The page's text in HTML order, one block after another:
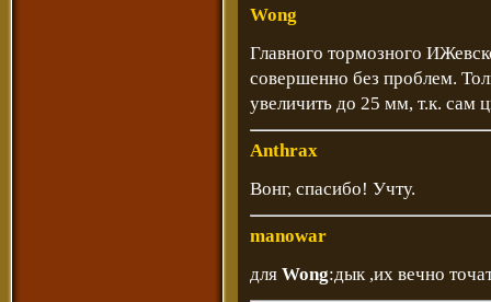
Wong
Главного тормозного
совершенно без проблем.
увеличить до 25 мм, т.к. сам
Anthrax
Вонг, спасибо! Учту.
manowar
для Wong:дык ,их вечно